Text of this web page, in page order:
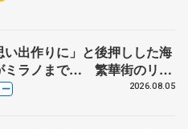
い出作りに」と後押しした海
ミラノまで… 繁華街のリン
良のお兄さんも味方に 小林
2026.08.05